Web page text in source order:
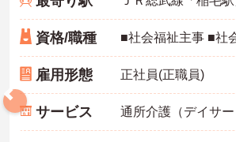
資格/職種
雇用形態 正社員(正職員)
サービス 通所介護（デイサー